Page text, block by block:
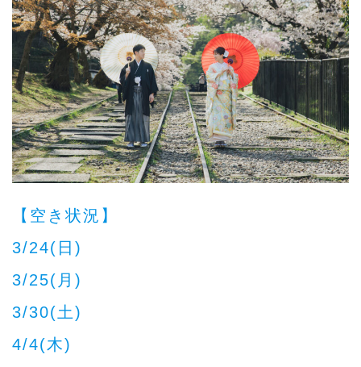
【空き状況】
3/24(日)
3/25(月)
3/30(土)
4/4(木)